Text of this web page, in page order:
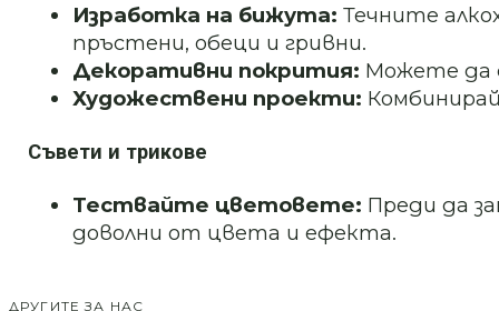
Изработка на бижута: Течните
пръстени, обеци и гривни.
Декоративни покрития: Можете да
Художествени проекти:
Съвети и трикове
Тествайте цветовете: Преди да
доволни от цвета и ефекта.
ДРУГИТЕ ЗА НАС